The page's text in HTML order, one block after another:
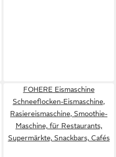
FOHERE Eismaschine
Schneeflocken-Eismaschine,
Rasiereismaschine, Smoothie-
Maschine, für Restaurants,
Supermärkte, Snackbars, Cafés